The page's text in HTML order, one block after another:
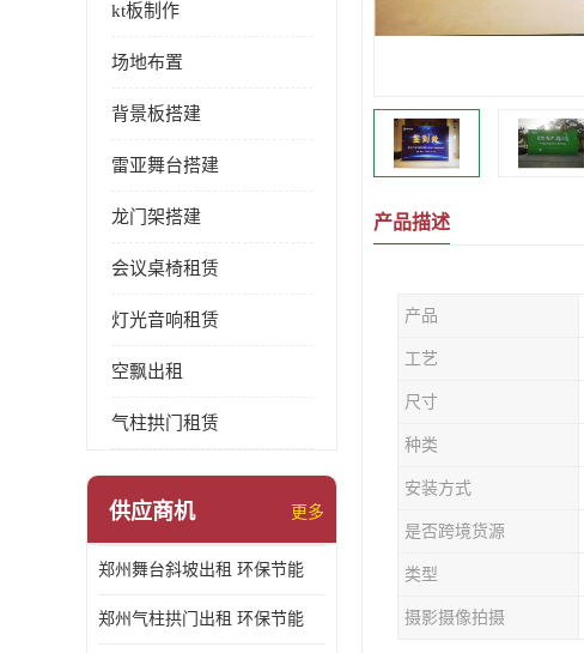
kt板制作
场地布置
背景板搭建
雷亚舞台搭建
龙门架搭建
会议桌椅租赁
灯光音响租赁
空飘出租
气柱拱门租赁
供应商机 更多
郑州舞台斜坡出租 环保节能
郑州气柱拱门出租 环保节能
产品描述
产品
工艺
尺寸
种类
安装方式
是否跨境货源
类型
摄影摄像拍摄